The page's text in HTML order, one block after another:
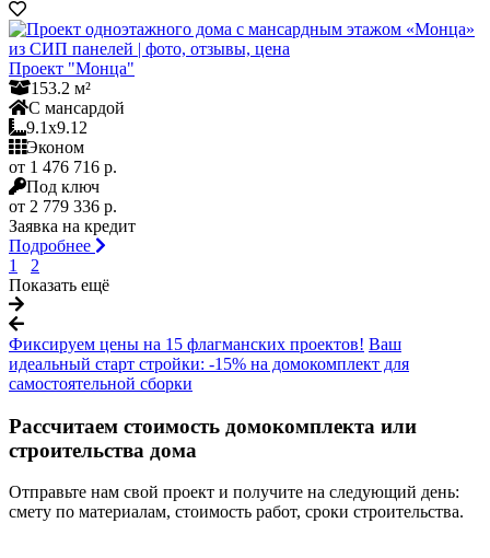
Проект "Монца"
153.2 м²
С мансардой
9.1x9.12
Эконом
от 1 476 716 р.
Под ключ
от 2 779 336 р.
Заявка на кредит
Подробнее
1
2
Показать ещё
Фиксируем цены на 15 флагманских проектов! Ваш
идеальный старт стройки: -15% на домокомплект для
самостоятельной сборки
Рассчитаем стоимость домокомплекта или
строительства дома
Отправьте нам свой проект и получите на следующий день:
смету по материалам, стоимость работ, сроки строительства.